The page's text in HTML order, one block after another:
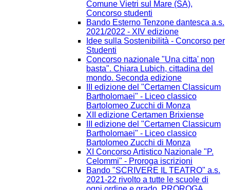
Comune Vietri sul Mare (SA),
Concorso studenti
Bando Esterno Tenzone dantesca a.s.
2021/2022 - XIV edizione
Idee sulla Sostenibilità - Concorso per
Studenti
Concorso nazionale "Una citta' non
basta". Chiara Lubich, cittadina del
mondo. Seconda edizione
III edizione del "Certamen Classicum
Bartholomaei" - Liceo classico
Bartolomeo Zucchi di Monza
XII edizione Certamen Brixiense
III edizione del "Certamen Classicum
Bartholomaei" - Liceo classico
Bartolomeo Zucchi di Monza
XI Concorso Artistico Nazionale "P.
Celommi" - Proroga iscrizioni
Bando "SCRIVERE IL TEATRO" a.s.
2021-22 rivolto a tutte le scuole di